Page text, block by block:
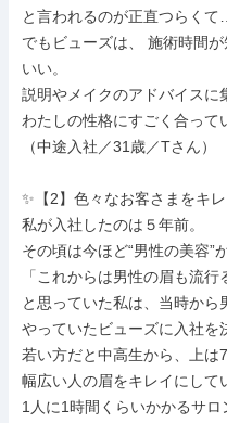
と言われるのが正直つらくて
でもビューズは、 施術時間
いい。
説明やメイクのアドバイスに
わたしの性格にすごく合って
（中途入社／31歳／Tさん）
✨【2】色々なお客さまをキ
私が入社したのは５年前。
その頃は今ほど“男性の美容”
「これからは男性の眉も流行
と思っていた私は、当時から
やっていたビューズに入社を
若い方だと中高生から、上は
幅広い人の眉をキレイにして
1人に1時間くらいかかるサロ